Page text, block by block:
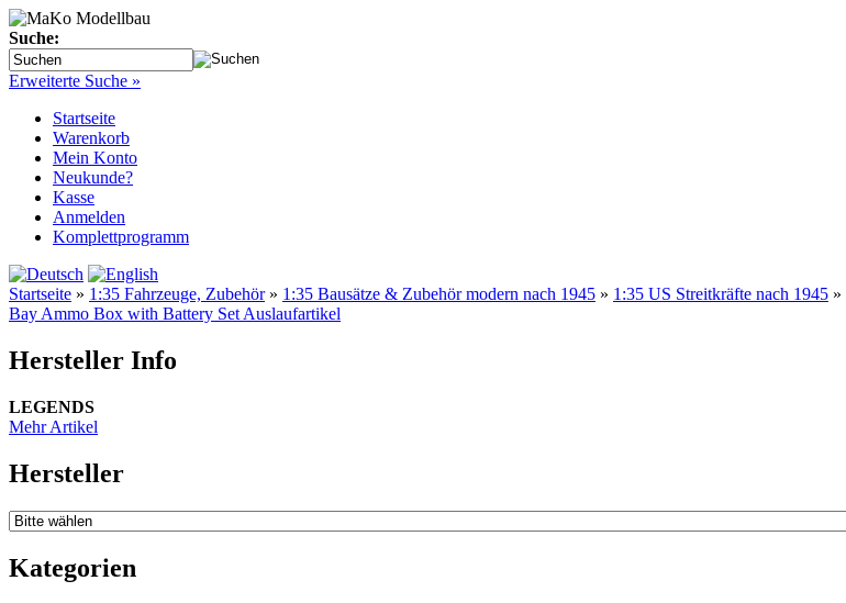
Suche:
Erweiterte Suche »
Startseite
Warenkorb
Mein Konto
Neukunde?
Kasse
Anmelden
Komplettprogramm
Startseite » 1:35 Fahrzeuge, Zubehör» 1:35 Bausätze & Zubehör modern nach 1945 » 1:35 US Streitkräfte nach 1945 »
Bay Ammo Box with Battery Set Auslaufartikel
Hersteller Info
LEGENDS
Mehr Artikel
Hersteller
Kategorien